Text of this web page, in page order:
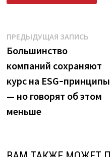
Навигация
по
записям
ПРЕДЫДУЩАЯ ЗАПИСЬ
Большинство
компаний сохраняют
курс на ESG‑принципы
— но говорят об этом
меньше